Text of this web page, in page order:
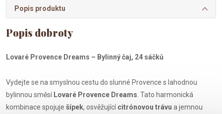
Popis produktu
Lovaré Provence Dreams – Bylinný čaj, 24 sáčků
Vydejte se na smyslnou cestu do slunné Provence s lahodnou
bylinnou směsí Lovaré Provence Dreams . Tato harmonická
kombinace spojuje šípek, osvěžujícícitrónovou trávu a jemnou